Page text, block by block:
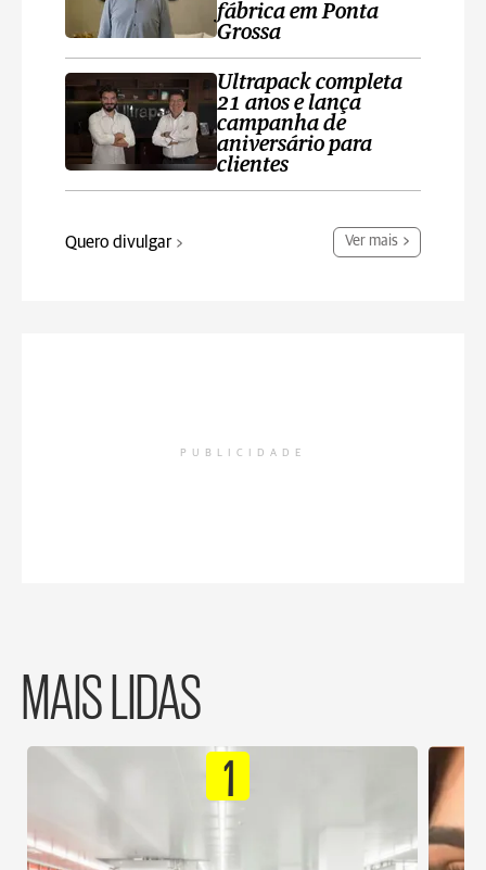
fábrica em Ponta
Grossa
Ultrapack completa
21 anos e lança
campanha de
aniversário para
clientes
Quero divulgar Ver mais
PUBLICIDADE
MAIS LIDAS
1